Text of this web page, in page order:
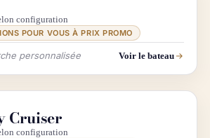
configuration
POUR VOUS À PRIX PROMO
personnalisée Voir le bateau
Cruiser
configuration